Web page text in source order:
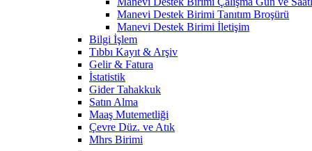
Manevi Destek Birimi Tanıtım Broşürü
Manevi Destek Birimi İletişim
Bilgi İşlem
Tıbbı Kayıt & Arşiv
Gelir & Fatura
İstatistik
Gider Tahakkuk
Satın Alma
Maaş Mutemetliği
Çevre Düz. ve Atık
Mhrs Birimi